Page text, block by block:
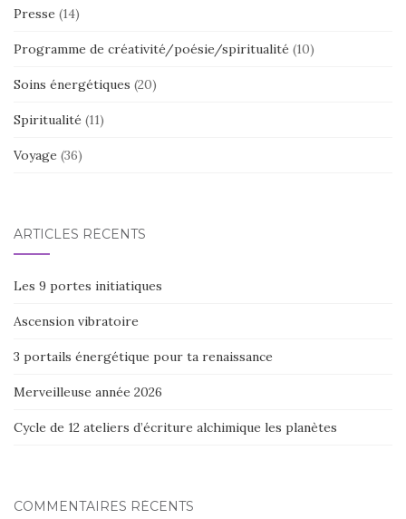
Presse (14)
Programme de créativité/poésie/spiritualité (10)
Soins énergétiques (20)
Spiritualité (11)
Voyage (36)
ARTICLES RÉCENTS
Les 9 portes initiatiques
Ascension vibratoire
3 portails énergétique pour ta renaissance
Merveilleuse année 2026
Cycle de 12 ateliers d’écriture alchimique les planètes
COMMENTAIRES RÉCENTS